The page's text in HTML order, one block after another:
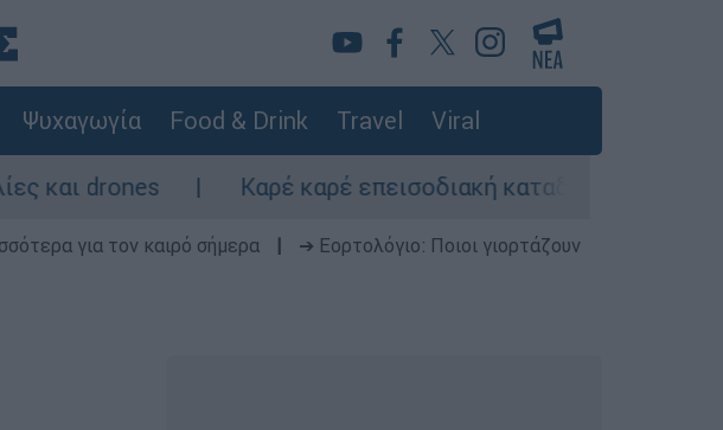
Ψυχαγωγία Food & Drink Travel Viral
Καρέ καρέ επεισοδιακή καταδίωξη στη
για τον καιρό σήμερα
➔ Εορτολόγιο: Ποιοι γιορτάζουν